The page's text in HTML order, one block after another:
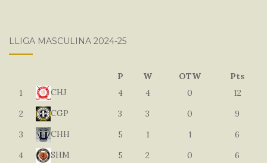
LLIGA MASCULINA 2024-25
P W OTW
Pts
1
CHJ 4 4 0
12
2
CGP 3 3 0
9
3
CHH 5 1 1
6
4
SHM 5 2 0
6